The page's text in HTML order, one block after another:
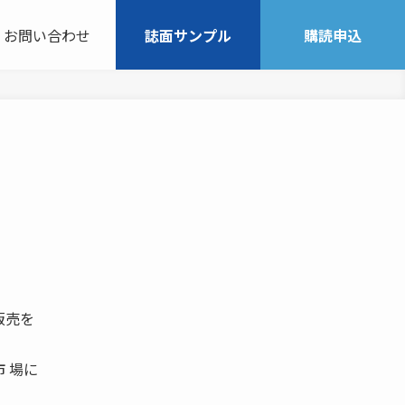
お問い合わせ 誌面サンプル 購読申込
を
場に